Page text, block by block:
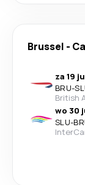
Brussel -
za 19
BRU-
British
wo 30
SLU-